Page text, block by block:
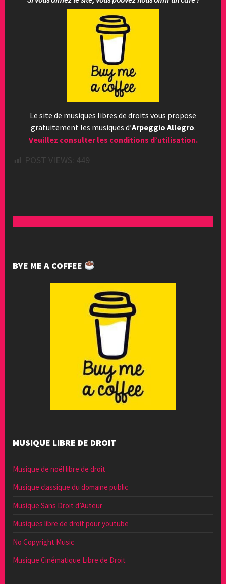
Le site de musiques libres de droits vous propose
gratuitement les musiques d’Arpeggio Allegro.
Veuillez consulter les conditions d’utilisation.
POST VIEWS: 449
BYE ME A COFFEE
MUSIQUE LIBRE DE DROIT
Musique de noël libre de droit
Musique classique du domaine public
Musique Sans Droit d’Auteur
Musiques libre de droit pour youtube
No Copyright Music
Musique Cinématique Libre de Droit